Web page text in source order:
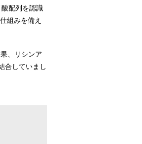
配列を認識
組みを備え
、リシンア
合していまし